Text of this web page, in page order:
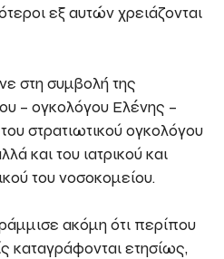
εξ αυτών χρειάζονται
στη συμβολή της
– ογκολόγου Ελένης –
στρατιωτικού ογκολόγου
και του ιατρικού και
του νοσοκομείου.
ακόμη ότι περίπου
καταγράφονται ετησίως,